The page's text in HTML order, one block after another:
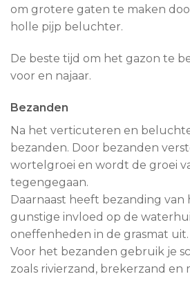
om grotere gaten te maken
holle pijp beluchter.
De beste tijd om het gazon te
voor en najaar.
Bezanden
Na het verticuteren en
bezanden. Door bezanden
wortelgroei en wordt de groei
tegengegaan.
Daarnaast heeft bezanding van
gunstige invloed op de
oneffenheden in de grasmat uit.
Voor het bezanden gebruik je
zoals rivierzand, brekerzand en